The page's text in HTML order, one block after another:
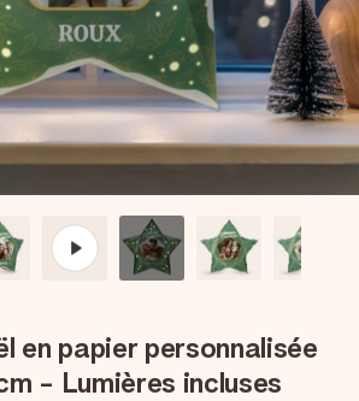
d’unique en quelques étapes – avec
photo ou un message qui touche le cœur.
juste tout l’amour pour le moment idéal.
en papier personnalisée
- Lumières incluses